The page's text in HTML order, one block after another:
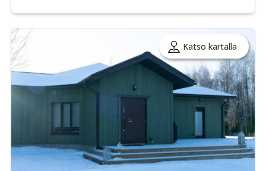
Katso kartalla